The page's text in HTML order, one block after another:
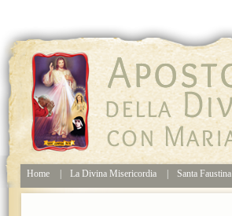
Home La Divina Misericordia Santa Faustina